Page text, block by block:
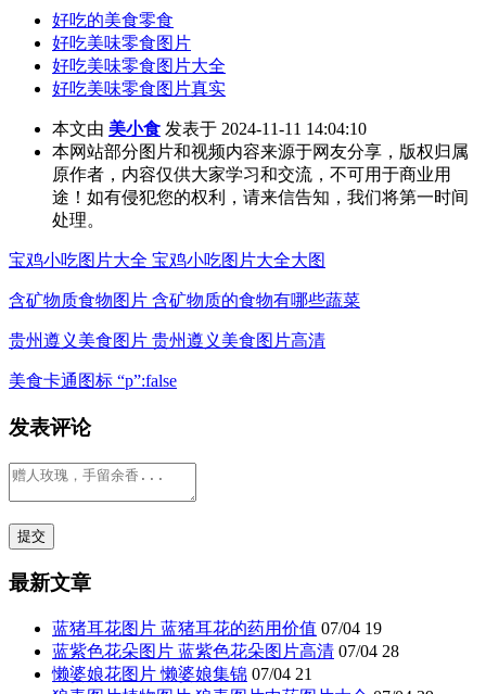
好吃的美食零食
好吃美味零食图片
好吃美味零食图片大全
好吃美味零食图片真实
本文由 美小食 发表于 2024-11-11 14:04:10
本网站部分图片和视频内容来源于网友分享，版权归属
原作者，内容仅供大家学习和交流，不可用于商业用
途！如有侵犯您的权利，请来信告知，我们将第一时间
处理。
宝鸡小吃图片大全 宝鸡小吃图片大全大图
含矿物质食物图片 含矿物质的食物有哪些蔬菜
贵州遵义美食图片 贵州遵义美食图片高清
美食卡通图标 “p”:false
发表评论
最新文章
蓝猪耳花图片 蓝猪耳花的药用价值 07/04 19
蓝紫色花朵图片 蓝紫色花朵图片高清 07/04 28
懒婆娘花图片 懒婆娘集锦 07/04 21